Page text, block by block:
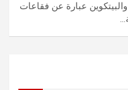
عبارة عن فقاعات